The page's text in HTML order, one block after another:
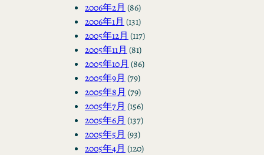
2006年2月 (86)
2006年1月 (131)
2005年12月 (117)
2005年11月 (81)
2005年10月 (86)
2005年9月 (79)
2005年8月 (79)
2005年7月 (156)
2005年6月 (137)
2005年5月 (93)
2005年4月 (120)